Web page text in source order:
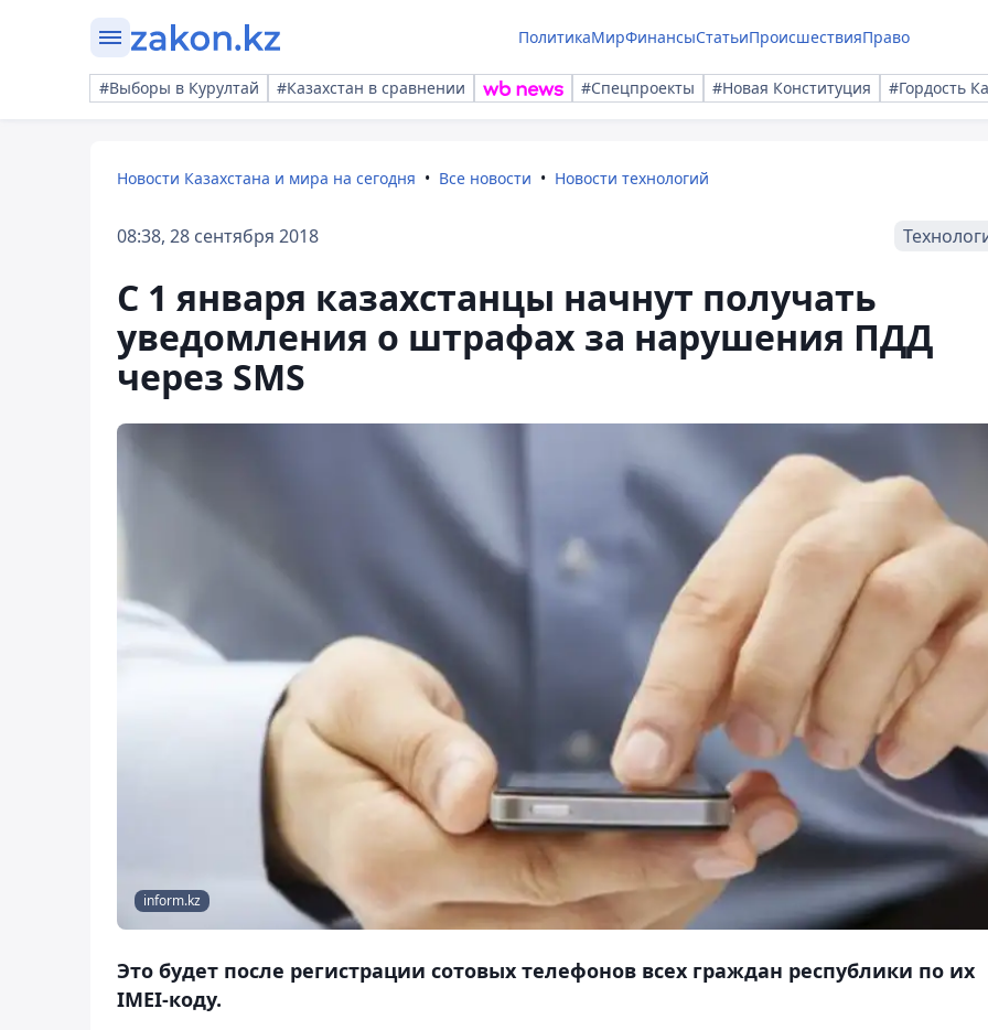
ПолитикаМирФинансыСтатьиПроисшествияПраво
#Выборы в Курултай #Казахстан в сравнении #Спецпроекты #Новая Конституция #Гордость
Новости Казахстана и мира на сегодня Все новости Новости технологий
08:38, 28 сентября 2018
С 1 января казахстанцы начнут получать
уведомления о штрафах за нарушения ПДД
через SMS
inform.kz
Это будет после регистрации сотовых телефонов всех граждан республики по их
IMEI-коду.